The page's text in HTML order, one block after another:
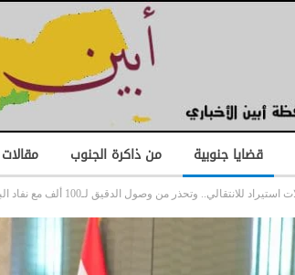
قضايا جنوبية من ذاكرة الجنوب